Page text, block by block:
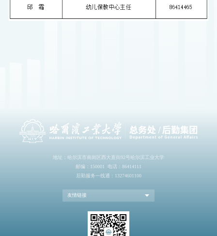
地址：哈尔滨市南岗区西大直街92号哈尔滨工业大学
邮编：150001 电话：86414111
后勤服务一线通：13274601100
友情链接